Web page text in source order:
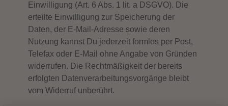
Einwilligung (Art. 6 Abs. 1 lit. a DSGVO). Die
erteilte Einwilligung zur Speicherung der
Daten, der E-Mail-Adresse sowie deren
Nutzung kannst Du jederzeit formlos per Post,
Telefax oder E-Mail ohne Angabe von Gründen
widerrufen. Die Rechtmäßigkeit der bereits
erfolgten Datenverarbeitungsvorgänge bleibt
vom Widerruf unberührt.